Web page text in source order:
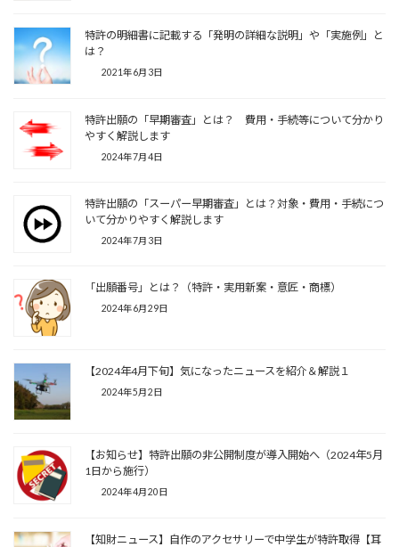
特許の明細書に記載する「発明の詳細な説明」や「実施例」と
は？
2021年6月3日
特許出願の「早期審査」とは？ 費用・手続等について分かり
やすく解説します
2024年7月4日
特許出願の「スーパー早期審査」とは？対象・費用・手続につ
いて分かりやすく解説します
2024年7月3日
「出願番号」とは？（特許・実用新案・意匠・商標）
2024年6月29日
【2024年4月下旬】気になったニュースを紹介＆解説１
2024年5月2日
【お知らせ】特許出願の非公開制度が導入開始へ（2024年5月
1日から施行）
2024年4月20日
【知財ニュース】自作のアクセサリーで中学生が特許取得【耳